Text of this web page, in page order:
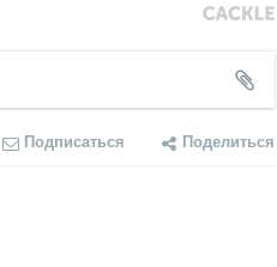
Подписаться Поделиться